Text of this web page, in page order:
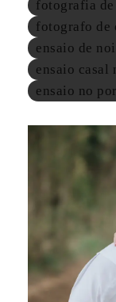
fotografia de
fotografo de
ensaio de
ensaio casal
ensaio no